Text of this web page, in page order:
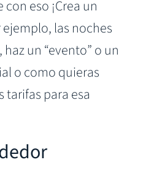
eso ¡Crea un
las noches
un “evento” o un
o como quieras
tarifas para esa